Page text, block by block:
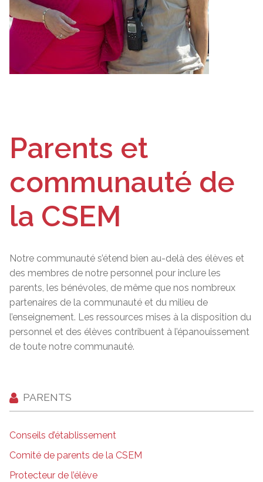
Parents et
communauté de
la CSEM
Notre communauté s’étend bien au-delà des élèves et
des membres de notre personnel pour inclure les
parents, les bénévoles, de même que nos nombreux
partenaires de la communauté et du milieu de
l’enseignement. Les ressources mises à la disposition du
personnel et des élèves contribuent à l’épanouissement
de toute notre communauté.
PARENTS
Conseils d’établissement
Comité de parents de la CSEM
Protecteur de l’élève